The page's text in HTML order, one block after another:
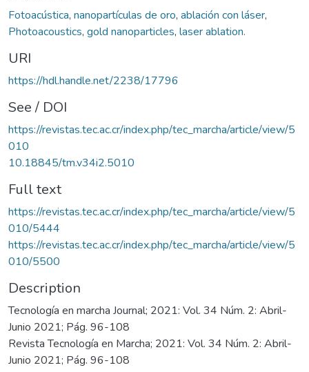
Fotoacústica, nanopartículas de oro, ablación con láser,
Photoacoustics, gold nanoparticles, laser ablation.
URI
https://hdl.handle.net/2238/17796
See / DOI
https://revistas.tec.ac.cr/index.php/tec_marcha/article/view/5
010
10.18845/tm.v34i2.5010
Full text
https://revistas.tec.ac.cr/index.php/tec_marcha/article/view/5
010/5444
https://revistas.tec.ac.cr/index.php/tec_marcha/article/view/5
010/5500
Description
Tecnología en marcha Journal; 2021: Vol. 34 Núm. 2: Abril-
Junio 2021; Pág. 96-108
Revista Tecnología en Marcha; 2021: Vol. 34 Núm. 2: Abril-
Junio 2021; Pág. 96-108